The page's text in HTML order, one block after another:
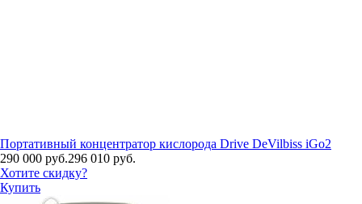
Портативный концентратор кислорода Drive DeVilbiss iGo2
290 000 руб.296 010 руб.
Хотите скидку?
Купить